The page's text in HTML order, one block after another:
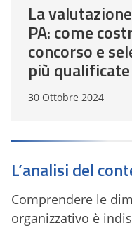
La
PA: come
concorso e
più qualificate
30 Ottobre 2024
L’analisi del
Comprendere le
organizzativo è